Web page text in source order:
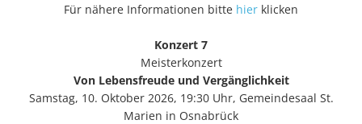
Für nähere Informationen bitte hier klicken
Konzert 7
Meisterkonzert
Von Lebensfreude und Vergänglichkeit
Samstag, 10. Oktober 2026, 19:30 Uhr, Gemeindesaal St.
Marien in Osnabrück